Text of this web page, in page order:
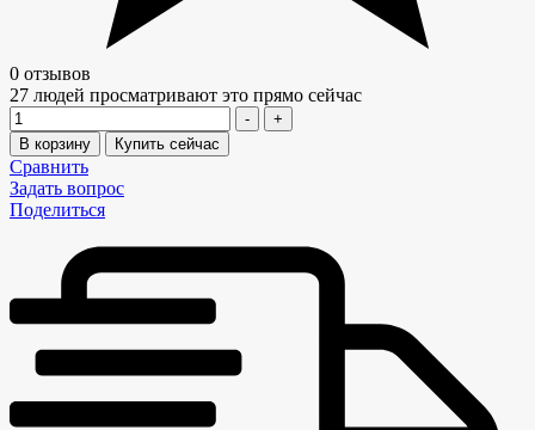
0 отзывов
27 людей просматривают это прямо сейчас
Количество
-
+
В корзину
Купить сейчас
Сравнить
Задать вопрос
Поделиться